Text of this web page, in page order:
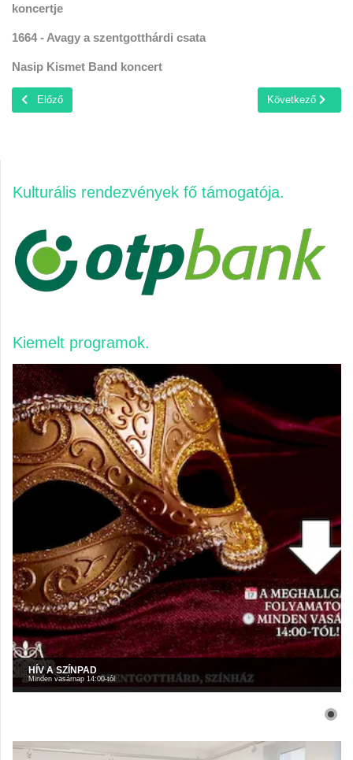
koncertje
1664 - Avagy a szentgotthárdi csata
Nasip Kismet Band koncert
Előző cikk: Vajtó és a Világ - Szentgotthárd
Előző Következő cikk:
Következő
Kulturális rendezvények fő támogatója
Kiemelt programok
HÍV A SZÍNPAD
Minden vasárnap 14:00-tól